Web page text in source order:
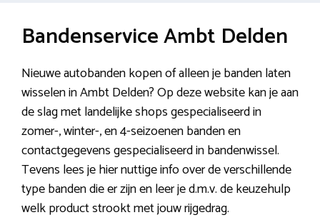
Bandenservice Ambt Delden
Nieuwe autobanden kopen of alleen je banden laten
wisselen in Ambt Delden? Op deze website kan je aan
de slag met landelijke shops gespecialiseerd in
zomer-, winter-, en 4-seizoenen banden en
contactgegevens gespecialiseerd in bandenwissel.
Tevens lees je hier nuttige info over de verschillende
type banden die er zijn en leer je d.m.v. de keuzehulp
welk product strookt met jouw rijgedrag.